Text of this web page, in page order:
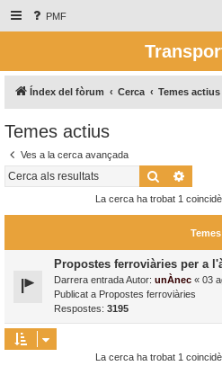
PMF
Índex del fòrum Cerca Temes actius
Temes actius
Ves a la cerca avançada
Cerca
La cerca ha trobat 1
Temes
Propostes ferroviàries per a
Darrera entrada Autor: unÀnec « 03
Publicat a Propostes ferroviàries
Respostes: 3195
La cerca ha trobat 1